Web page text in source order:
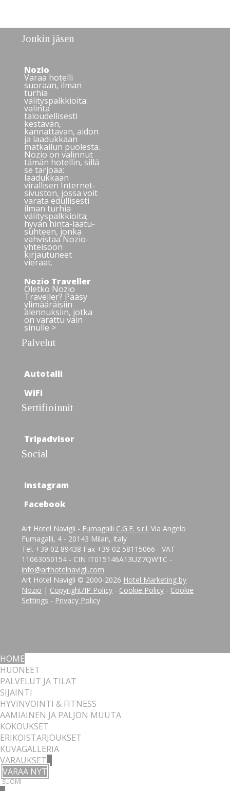
Jonkin jäsen
Nozio
Varaa hotelli
suoraan, ilman
turhia
välityspalkkioita:
valinta
taloudellisesti
kestävän,
kannattavan, aidon
ja laadukkaan
matkailun puolesta.
Nozio on valinnut
tämän hotellin, sillä
se tarjoaa:
laadukkaan
virallisen Internet-
sivuston, jossa voit
varata edullisesti
ilman turhia
välityspalkkioita;
hyvän hinta-laatu-
suhteen, jonka
vahvistaa Nozio-
yhteisöön
kirjautuneet
vieraat.
Nozio Traveller
Oletko Nozio
Traveller? Pääsy
ylimääräisiin
alennuksiin, jotka
on varattu vain
sinulle >
Palvelut
Autotalli
WiFi
Sertifioinnit
Tripadvisor
Social
Instagram
Facebook
Art Hotel Navigli - Fumagalli C.G.E. s.r.l. Via Angelo
Fumagalli, 4 - 20143 Milan, Italy
Tel. +39 02 89438 Fax +39 02 58115066 - VAT
11063050154 - CIN IT015146A13UZ7QWTC -
info@arthotelnavigli.com
Art Hotel Navigli © 2000-2026 Hotel Marketing by
Nozio | Copyright/IP Policy - Cookie Policy - Cookie
Settings - Privacy Policy
HOME
HUONEET
PALVELUT JA TILAT
SIJAINTI
HYVINVOINTI & FITNESS
AAMIAINEN JA PALJON MUUTA
KOKOUKSET
ERIKOISTARJOUKSET
KUVAGALLERIA
VARAUKSET
VARAA NYT
SUOMI